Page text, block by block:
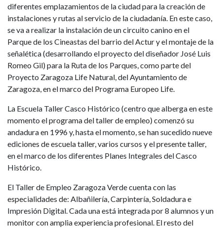
diferentes emplazamientos de la ciudad para la creación de
instalaciones y rutas al servicio de la ciudadanía. En este caso,
se va a realizar la instalación de un circuito canino en el
Parque de los Cineastas del barrio del Actur y el montaje de la
señalética (desarrollando el proyecto del diseñador José Luis
Romeo Gil) para la Ruta de los Parques, como parte del
Proyecto Zaragoza Life Natural, del Ayuntamiento de
Zaragoza, en el marco del Programa Europeo Life.
La Escuela Taller Casco Histórico (centro que alberga en este
momento el programa del taller de empleo) comenzó su
andadura en 1996 y, hasta el momento, se han sucedido nueve
ediciones de escuela taller, varios cursos y el presente taller,
en el marco de los diferentes Planes Integrales del Casco
Histórico.
El Taller de Empleo Zaragoza Verde cuenta con las
especialidades de: Albañilería, Carpintería, Soldadura e
Impresión Digital. Cada una está integrada por 8 alumnos y un
monitor con amplia experiencia profesional. El resto del